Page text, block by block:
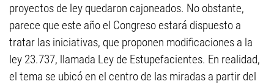
proyectos de ley quedaron cajoneados. No obstante,
parece que este año el Congreso estará dispuesto a
tratar las iniciativas, que proponen modificaciones a la
ley 23.737, llamada Ley de Estupefacientes. En realidad,
el tema se ubicó en el centro de las miradas a partir del